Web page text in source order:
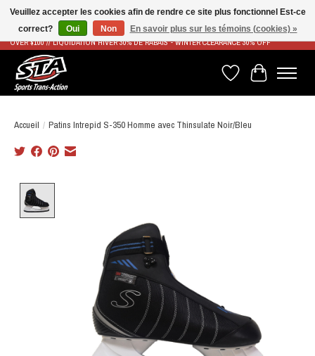
LIVRAISON RAPIDE ET GRATUITE À PARTIR DE 100$ - FAST & FREE SHIPPING ON ORDERS
OVER $100 // LIQUIDATION HIVER 30% DE RABAIS - WINTER CLEARANCE 30% OFF
Liste de souhaits
Panier
Accueil / Patins Intrepid S-350 Homme avec Thinsulate Noir/Bleu
Veuillez accepter les cookies afin de rendre ce site plus fonctionnel Est-ce
correct?
Oui Non En savoir plus sur les témoins (cookies) »